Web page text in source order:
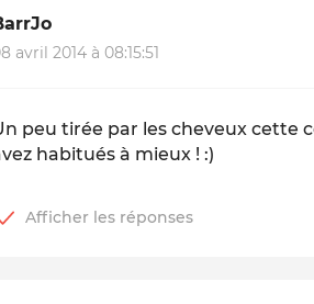
avril 2014 à 08:15:51
peu tirée par les cheveux cette
habitués à mieux ! :)